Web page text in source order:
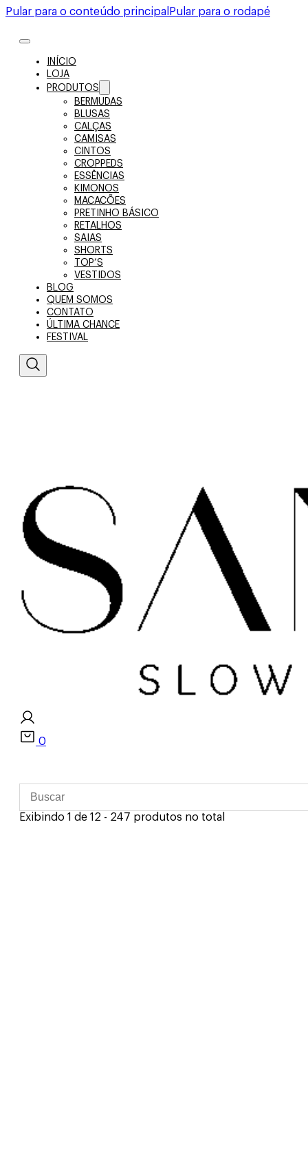
Pular para o conteúdo principal Pular para o rodapé
INÍCIO
LOJA
PRODUTOS
BERMUDAS
BLUSAS
CALÇAS
CAMISAS
CINTOS
CROPPEDS
ESSÊNCIAS
KIMONOS
MACACÕES
PRETINHO BÁSICO
RETALHOS
SAIAS
SHORTS
TOP’S
VESTIDOS
BLOG
QUEM SOMOS
CONTATO
ÚLTIMA CHANCE
FESTIVAL
0
Exibindo 1 de 12 - 247 produtos no total